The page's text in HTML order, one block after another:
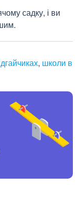
садку, і ви
, школи в